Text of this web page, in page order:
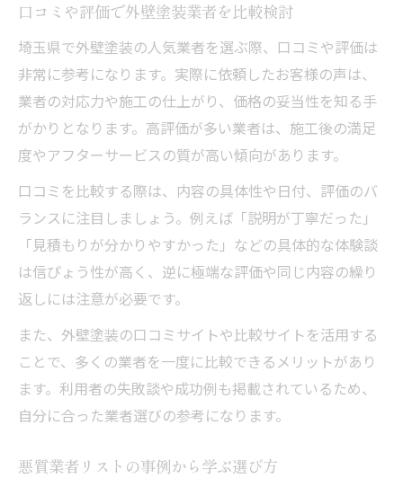
口コミや評価で外壁塗装業者を比較検討
埼玉県で外壁塗装の人気業者を選ぶ際、口コミや評価は
非常に参考になります。実際に依頼したお客様の声は、
業者の対応力や施工の仕上がり、価格の妥当性を知る手
がかりとなります。高評価が多い業者は、施工後の満足
度やアフターサービスの質が高い傾向があります。
口コミを比較する際は、内容の具体性や日付、評価のバ
ランスに注目しましょう。例えば「説明が丁寧だった」
「見積もりが分かりやすかった」などの具体的な体験談
は信ぴょう性が高く、逆に極端な評価や同じ内容の繰り
返しには注意が必要です。
また、外壁塗装の口コミサイトや比較サイトを活用する
ことで、多くの業者を一度に比較できるメリットがあり
ます。利用者の失敗談や成功例も掲載されているため、
自分に合った業者選びの参考になります。
悪質業者リストの事例から学ぶ選び方